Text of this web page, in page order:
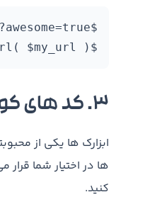
$url = esc_url( $my_url );
۳. کد های کوتاه (Shortcodes) در ابزارک های متنی
ابزارک ها یکی از
ها در اختیار شما قرار
کنید.